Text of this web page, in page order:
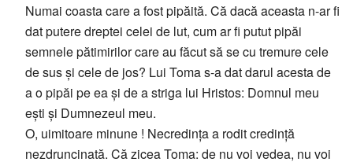
Numai coasta care a fost pipăită. Că dacă aceasta n-ar fi
dat putere dreptei celei de lut, cum ar fi putut pipăi
semnele pătimirilor care au făcut să se cu tremure cele
de sus și cele de jos? Lui Toma s-a dat darul acesta de
a o pipăi pe ea și de a striga lui Hristos: Domnul meu
ești și Dumnezeul meu.
O, uimitoare minune ! Necredința a rodit credință
nezdruncinată. Că zicea Toma: de nu voi vedea, nu voi